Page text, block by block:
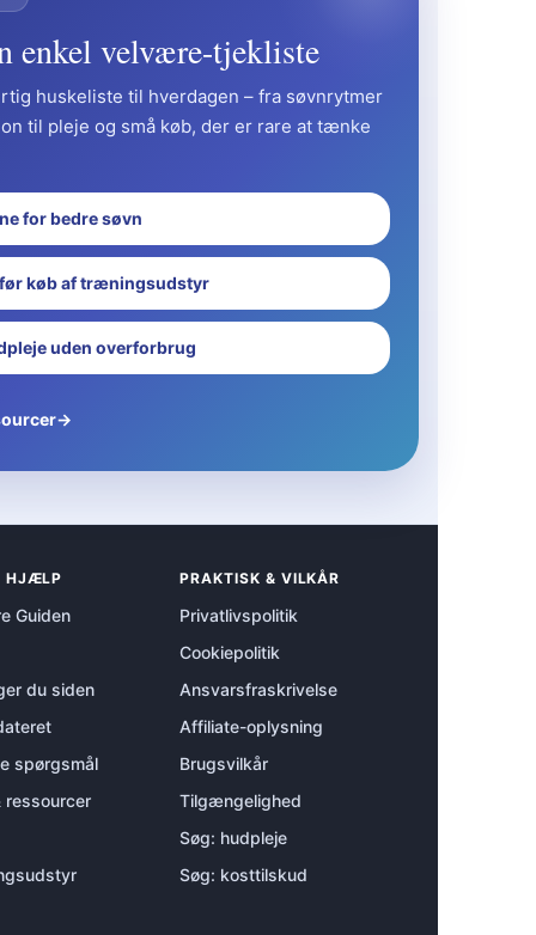
enkel velvære-tjekliste
huskeliste til hverdagen – fra søvnrytmer
til pleje og små køb, der er rare at tænke
for bedre søvn
køb af træningsudstyr
uden overforbrug
→
HJÆLP
Guiden
du siden
spørgsmål
ressourcer
PRAKTISK & VILKÅR
Privatlivspolitik
Cookiepolitik
Ansvarsfraskrivelse
Affiliate-oplysning
Brugsvilkår
Tilgængelighed
Søg: hudpleje
Søg: kosttilskud